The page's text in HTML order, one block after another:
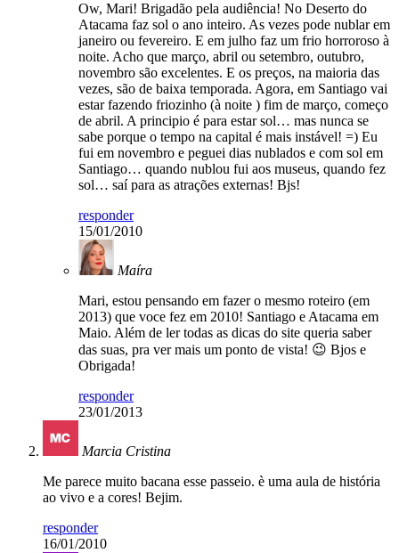
Ow, Mari! Brigadão pela audiência! No Deserto do
Atacama faz sol o ano inteiro. As vezes pode nublar em
janeiro ou fevereiro. E em julho faz um frio horroroso à
noite. Acho que março, abril ou setembro, outubro,
novembro são excelentes. E os preços, na maioria das
vezes, são de baixa temporada. Agora, em Santiago vai
estar fazendo friozinho (à noite ) fim de março, começo
de abril. A principio é para estar sol… mas nunca se
sabe porque o tempo na capital é mais instável! =) Eu
fui em novembro e peguei dias nublados e com sol em
Santiago… quando nublou fui aos museus, quando fez
sol… saí para as atrações externas! Bjs!
responder
15/01/2010
Maíra
Mari, estou pensando em fazer o mesmo roteiro (em
2013) que voce fez em 2010! Santiago e Atacama em
Maio. Além de ler todas as dicas do site queria saber
das suas, pra ver mais um ponto de vista! 😉 Bjos e
Obrigada!
responder
23/01/2013
Marcia Cristina
Me parece muito bacana esse passeio. è uma aula de história
ao vivo e a cores! Bejim.
responder
16/01/2010